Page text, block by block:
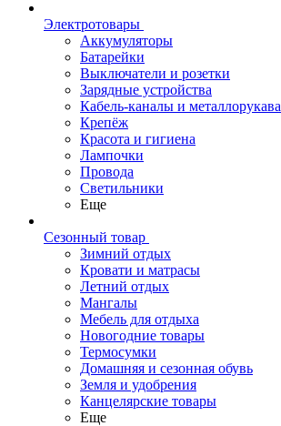
Электротовары
Аккумуляторы
Батарейки
Выключатели и розетки
Зарядные устройства
Кабель-каналы и металлорукава
Крепёж
Красота и гигиена
Лампочки
Провода
Светильники
Еще
Сезонный товар
Зимний отдых
Кровати и матрасы
Летний отдых
Мангалы
Мебель для отдыха
Новогодние товары
Термосумки
Домашняя и сезонная обувь
Земля и удобрения
Канцелярские товары
Еще